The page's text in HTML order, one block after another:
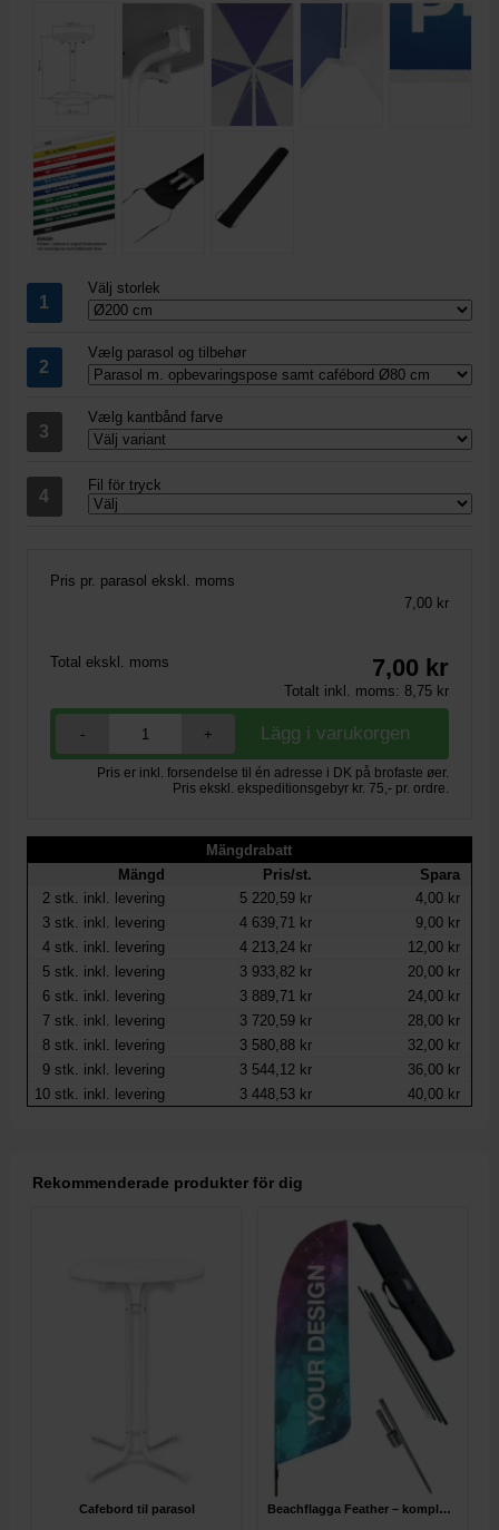
Välj storlek
Vælg parasol og tilbehør
Vælg kantbånd farve
Fil för tryck
Pris pr. parasol ekskl. moms
7,00 kr
Total ekskl. moms 7,00 kr
Totalt inkl. moms:8,75 kr
- +
Pris er inkl. forsendelse til én adresse i DK på brofaste øer.
Pris ekskl. ekspeditionsgebyr kr. 75,- pr. ordre.
Mängdrabatt
Mängd
Pris/st.
Spara
2stk. inkl. levering 5 220,59 kr
4,00 kr
3stk. inkl. levering 4 639,71 kr
9,00 kr
4stk. inkl. levering 4 213,24 kr
12,00 kr
5stk. inkl. levering 3 933,82 kr
20,00 kr
6stk. inkl. levering 3 889,71 kr
24,00 kr
7stk. inkl. levering 3 720,59 kr
28,00 kr
8stk. inkl. levering 3 580,88 kr
32,00 kr
9stk. inkl. levering 3 544,12 kr
36,00 kr
10stk. inkl. levering 3 448,53 kr 40,00 kr
Rekommenderade produkter för dig
Cafebord til parasol Beachflagga Feather – komplett paket